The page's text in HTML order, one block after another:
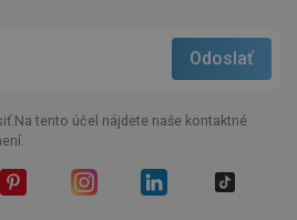
tento účel nájdete naše kontaktné